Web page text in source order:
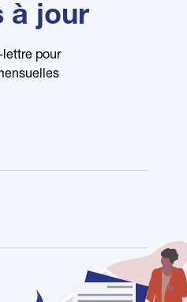
à jour
lettre pour